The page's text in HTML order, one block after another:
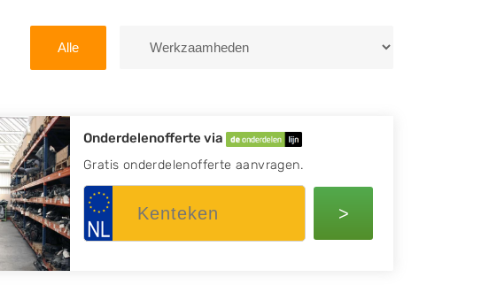
Alle
Onderdelenofferte via
Gratis onderdelenofferte aanvragen.
>